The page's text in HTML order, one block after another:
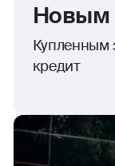
Новым
Купленным
кредит